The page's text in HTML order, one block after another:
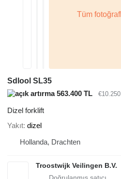
Sdlool SL35
563.400 TL
€10.250
Dizel forklift
Yakıt dizel
Hollanda, Drachten
Troostwijk Veilingen B.V.